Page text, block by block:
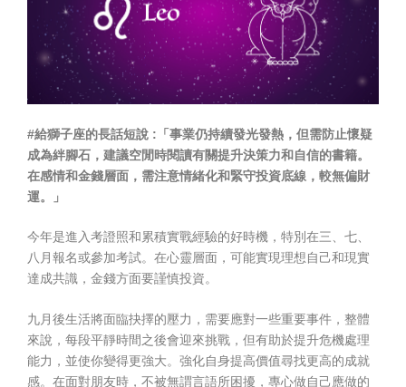
#給獅子座的長話短說 :「事業仍持續發光發熱，但需防止懷疑
成為絆腳石，建議空閒時閱讀有關提升決策力和自信的書籍。
在感情和金錢層面，需注意情緒化和緊守投資底線，較無偏財
運。」
今年是進入考證照和累積實戰經驗的好時機，特別在三、七、
八月報名或參加考試。在心靈層面，可能實現理想自己和現實
達成共識，金錢方面要謹慎投資。
九月後生活將面臨抉擇的壓力，需要應對一些重要事件，整體
來說，每段平靜時間之後會迎來挑戰，但有助於提升危機處理
能力，並使你變得更強大。強化自身提高價值尋找更高的成就
感。在面對朋友時，不被無謂言語所困擾，專心做自己應做的